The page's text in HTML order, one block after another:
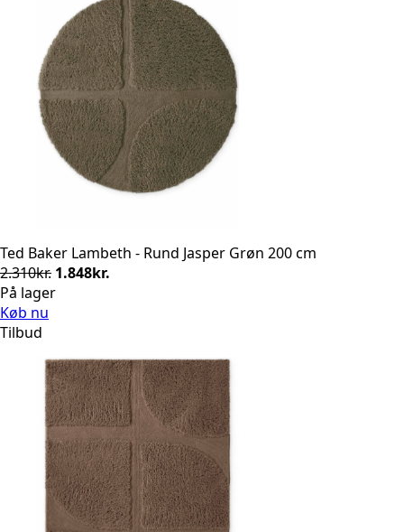
Ted Baker Lambeth - Rund Jasper Grøn 200 cm
2.310kr. Den
oprindelige
1.848kr.
På lager
Køb nu
Tilbud